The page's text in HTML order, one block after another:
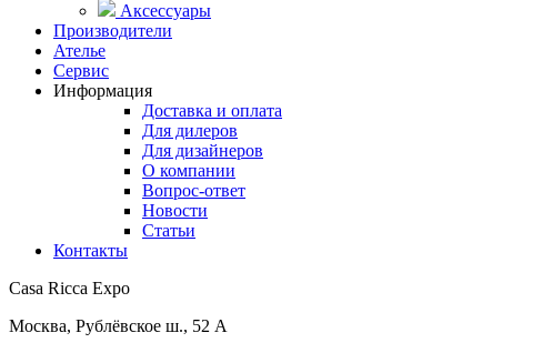
Аксессуары
Производители
Ателье
Сервис
Информация
Доставка и оплата
Для дилеров
Для дизайнеров
О компании
Вопрос-ответ
Новости
Статьи
Контакты
Casa Ricca Expo
Москва, Рублёвское ш., 52 А